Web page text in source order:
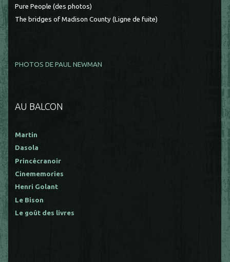
Pure People (des photos)
The bridges of Madison County (Ligne de fuite)
PHOTOS DE PAUL NEWMAN
AU BALCON
Martin
Dasola
Princécranoir
Cinememories
Henri Golant
Le Bison
Le goût des livres